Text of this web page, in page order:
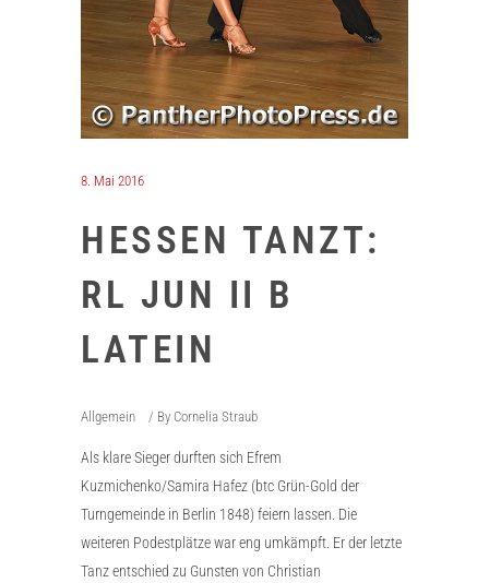
8. Mai 2016
HESSEN TANZT:
RL JUN II B
LATEIN
Allgemein By Cornelia Straub
Als klare Sieger durften sich Efrem
Kuzmichenko/Samira Hafez (btc Grün-Gold der
Turngemeinde in Berlin 1848) feiern lassen. Die
weiteren Podestplätze war eng umkämpft. Er der letzte
Tanz entschied zu Gunsten von Christian